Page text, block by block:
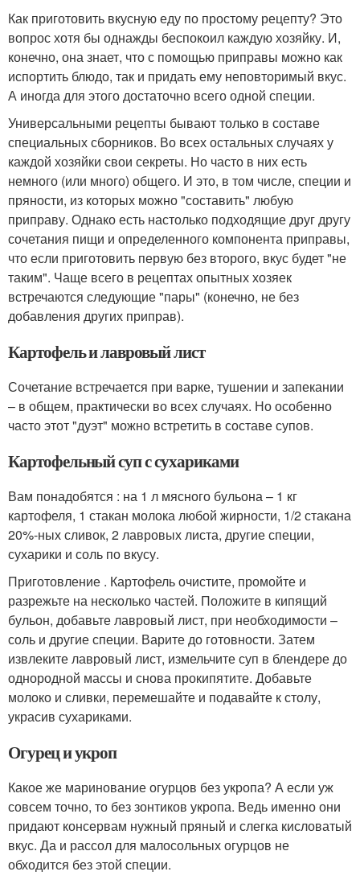
Как приготовить вкусную еду по простому рецепту? Это
вопрос хотя бы однажды беспокоил каждую хозяйку. И,
конечно, она знает, что с помощью приправы можно как
испортить блюдо, так и придать ему неповторимый вкус.
А иногда для этого достаточно всего одной специи.
Универсальными рецепты бывают только в составе
специальных сборников. Во всех остальных случаях у
каждой хозяйки свои секреты. Но часто в них есть
немного (или много) общего. И это, в том числе, специи и
пряности, из которых можно "составить" любую
приправу. Однако есть настолько подходящие друг другу
сочетания пищи и определенного компонента приправы,
что если приготовить первую без второго, вкус будет "не
таким". Чаще всего в рецептах опытных хозяек
встречаются следующие "пары" (конечно, не без
добавления других приправ).
Картофель и лавровый лист
Сочетание встречается при варке, тушении и запекании
– в общем, практически во всех случаях. Но особенно
часто этот "дуэт" можно встретить в составе супов.
Картофельный суп с сухариками
Вам понадобятся : на 1 л мясного бульона – 1 кг
картофеля, 1 стакан молока любой жирности, 1/2 стакана
20%-ных сливок, 2 лавровых листа, другие специи,
сухарики и соль по вкусу.
Приготовление . Картофель очистите, промойте и
разрежьте на несколько частей. Положите в кипящий
бульон, добавьте лавровый лист, при необходимости –
соль и другие специи. Варите до готовности. Затем
извлеките лавровый лист, измельчите суп в блендере до
однородной массы и снова прокипятите. Добавьте
молоко и сливки, перемешайте и подавайте к столу,
украсив сухариками.
Огурец и укроп
Какое же маринование огурцов без укропа? А если уж
совсем точно, то без зонтиков укропа. Ведь именно они
придают консервам нужный пряный и слегка кисловатый
вкус. Да и рассол для малосольных огурцов не
обходится без этой специи.